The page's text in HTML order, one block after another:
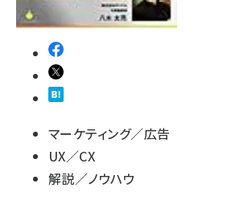
マーケティング／広告
UX／CX
解説／ノウハウ